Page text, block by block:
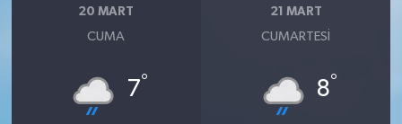
20 MART
CUMA
7°
21 MART
CUMARTESI
8°